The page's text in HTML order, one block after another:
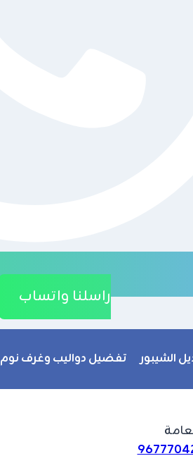
راسلنا واتساب
الشيبور تفضيل دواليب وغرف نوم